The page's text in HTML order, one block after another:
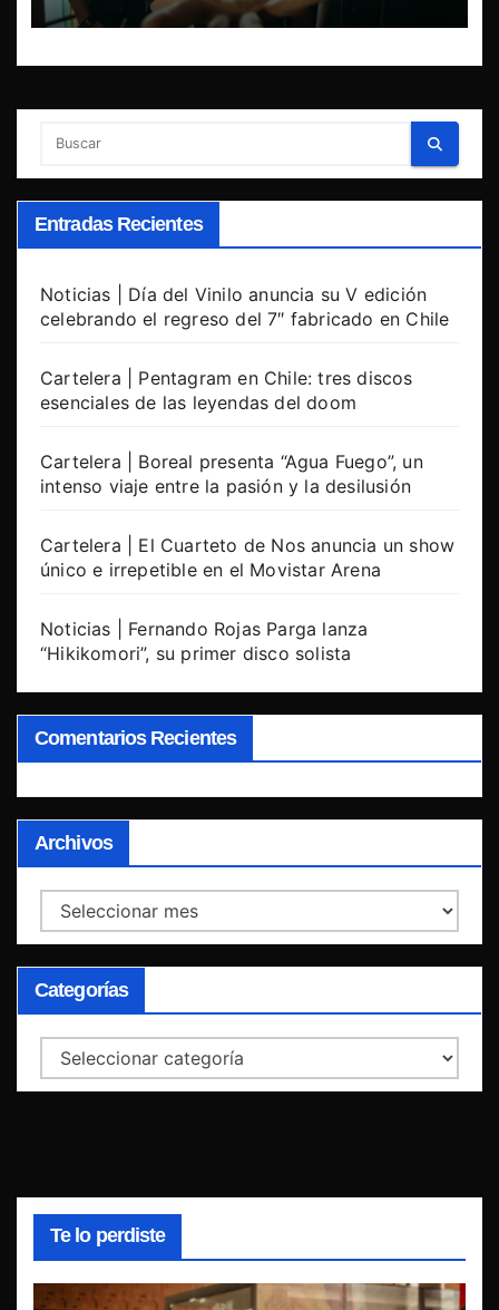
Entradas Recientes
Noticias | Día del Vinilo anuncia su V edición
celebrando el regreso del 7″ fabricado en Chile
Cartelera | Pentagram en Chile: tres discos
esenciales de las leyendas del doom
Cartelera | Boreal presenta “Agua Fuego”, un
intenso viaje entre la pasión y la desilusión
Cartelera | El Cuarteto de Nos anuncia un show
único e irrepetible en el Movistar Arena
Noticias | Fernando Rojas Parga lanza
“Hikikomori”, su primer disco solista
Comentarios Recientes
Archivos
Archivos
Categorías
Categorías
Te lo perdiste